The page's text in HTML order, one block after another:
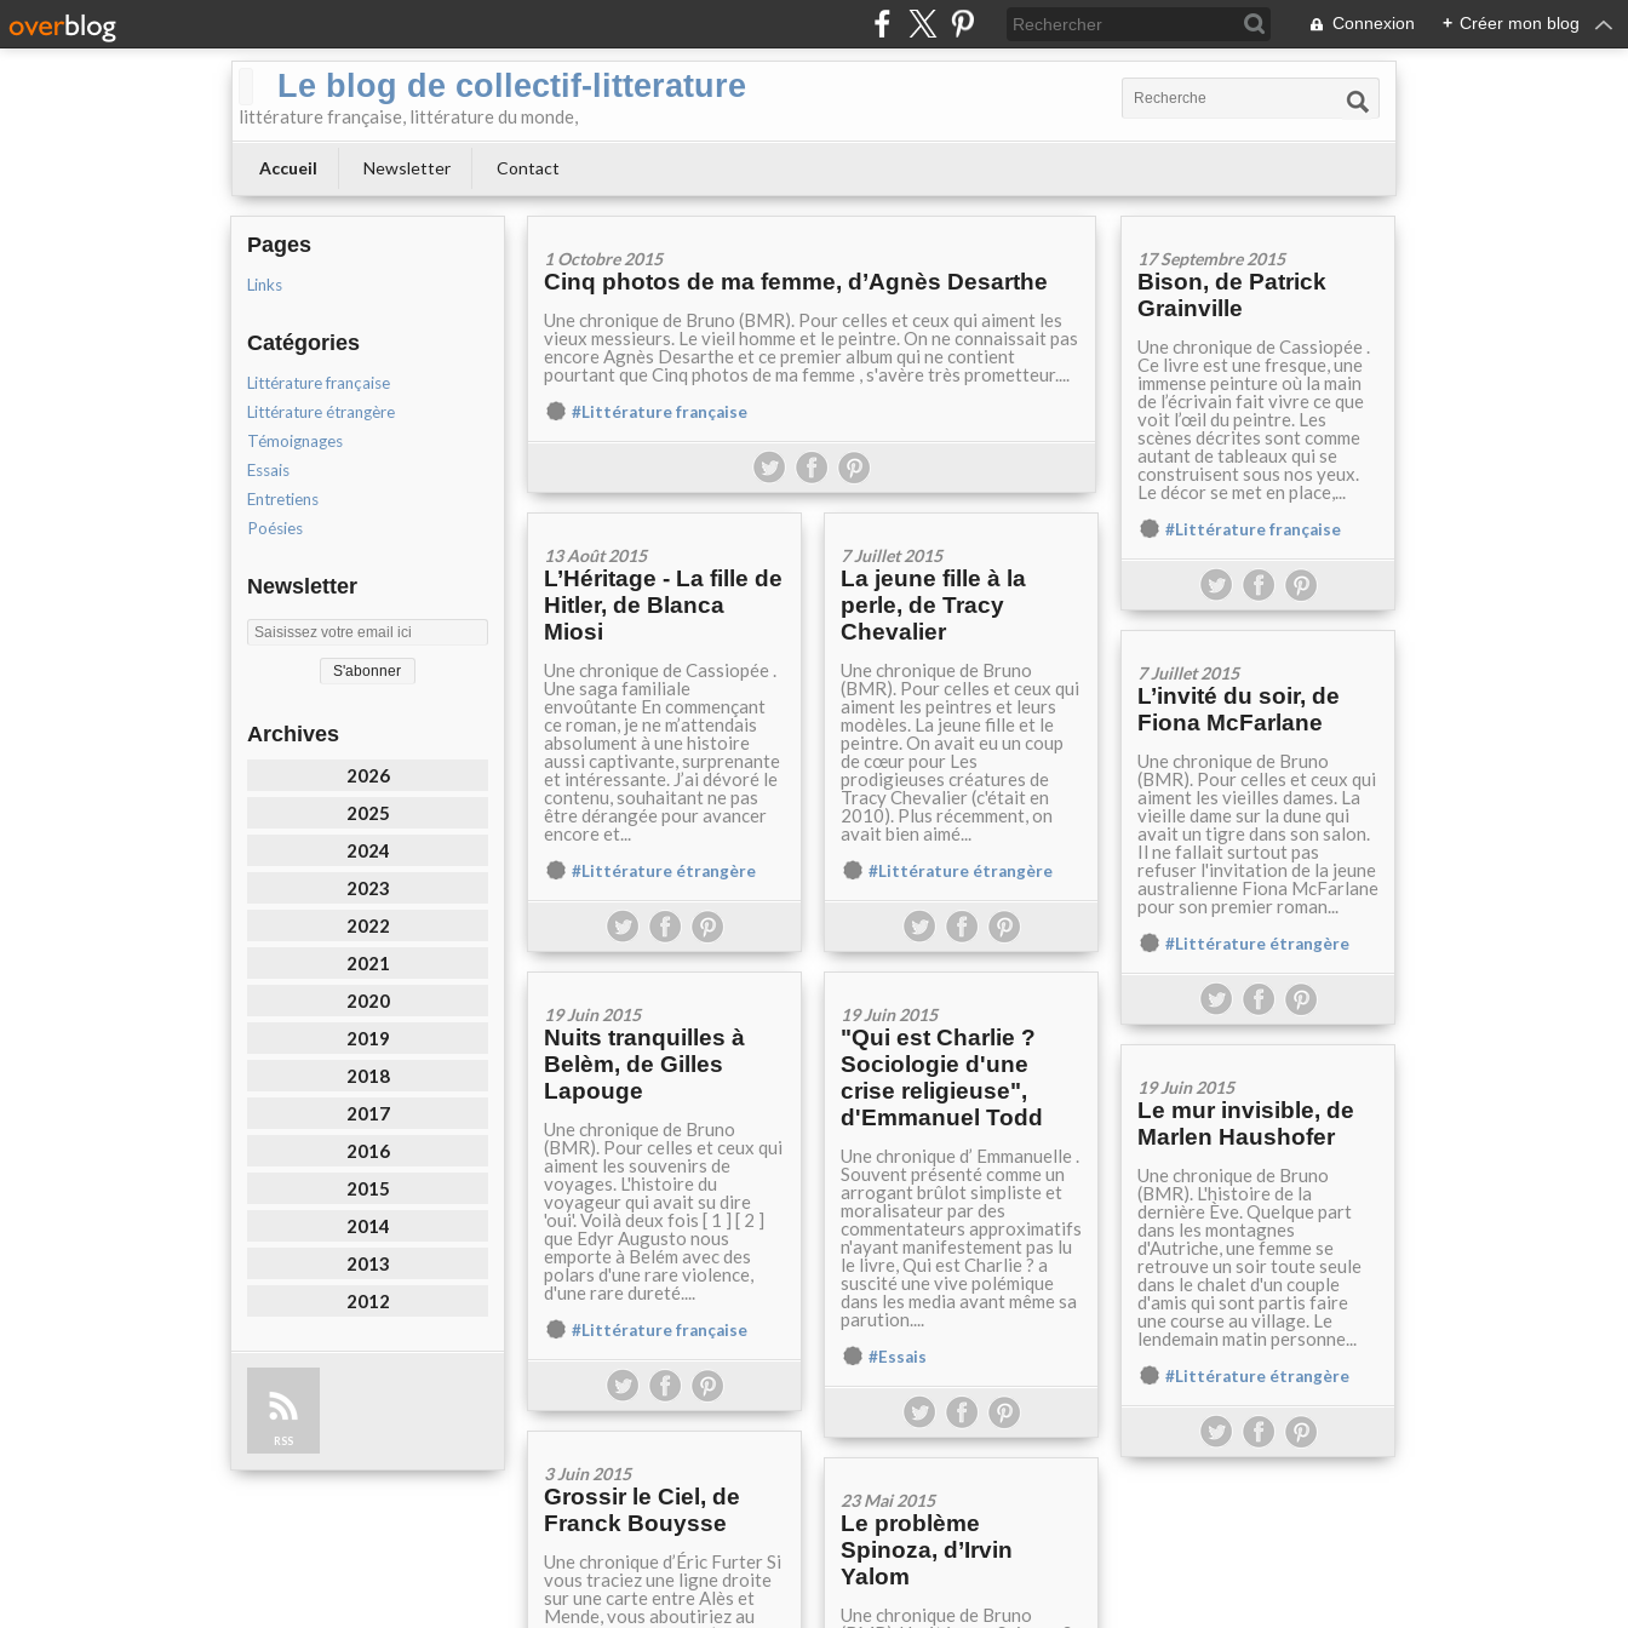
Connexion + Créer mon blog
Le blog de collectif-litterature
littérature française, littérature du monde,
Accueil Newsletter Contact
Pages
Links
Catégories
Littérature française
Littérature étrangère
Témoignages
Essais
Entretiens
Poésies
Newsletter
Archives
2026
2025
2024
2023
2022
2021
2020
2019
2018
2017
2016
2015
2014
2013
2012
RSS
1 Octobre 2015
Cinq photos de ma femme, d’Agnès Desarthe
Une chronique de Bruno (BMR). Pour celles et ceux qui aiment les
vieux messieurs. Le vieil homme et le peintre. On ne connaissait pas
encore Agnès Desarthe et ce premier album qui ne contient
pourtant que Cinq photos de ma femme , s'avère très prometteur....
#Littérature française
17 Septembre 2015
Bison, de Patrick
Grainville
Une chronique de Cassiopée .
Ce livre est une fresque, une
immense peinture où la main
de l’écrivain fait vivre ce que
voit l’œil du peintre. Les
scènes décrites sont comme
autant de tableaux qui se
construisent sous nos yeux.
Le décor se met en place,...
#Littérature française
13 Août 2015
L’Héritage - La fille de
Hitler, de Blanca
Miosi
Une chronique de Cassiopée .
Une saga familiale
envoûtante En commençant
ce roman, je ne m’attendais
absolument à une histoire
aussi captivante, surprenante
et intéressante. J’ai dévoré le
contenu, souhaitant ne pas
être dérangée pour avancer
encore et...
#Littérature étrangère
7 Juillet 2015
La jeune fille à la
perle, de Tracy
Chevalier
Une chronique de Bruno
(BMR). Pour celles et ceux qui
aiment les peintres et leurs
modèles. La jeune fille et le
peintre. On avait eu un coup
de cœur pour Les
prodigieuses créatures de
Tracy Chevalier (c'était en
2010). Plus récemment, on
avait bien aimé...
#Littérature étrangère
7 Juillet 2015
L’invité du soir, de
Fiona McFarlane
Une chronique de Bruno
(BMR). Pour celles et ceux qui
aiment les vieilles dames. La
vieille dame sur la dune qui
avait un tigre dans son salon.
Il ne fallait surtout pas
refuser l'invitation de la jeune
australienne Fiona McFarlane
pour son premier roman...
#Littérature étrangère
19 Juin 2015
Nuits tranquilles à
Belèm, de Gilles
Lapouge
Une chronique de Bruno
(BMR). Pour celles et ceux qui
aiment les souvenirs de
voyages. L'histoire du
voyageur qui avait su dire
'oui'. Voilà deux fois [ 1 ] [ 2 ]
que Edyr Augusto nous
emporte à Belém avec des
polars d'une rare violence,
d'une rare dureté....
#Littérature française
19 Juin 2015
"Qui est Charlie ?
Sociologie d'une
crise religieuse",
d'Emmanuel Todd
Une chronique d’ Emmanuelle .
Souvent présenté comme un
arrogant brûlot simpliste et
moralisateur par des
commentateurs approximatifs
n'ayant manifestement pas lu
le livre, Qui est Charlie ? a
suscité une vive polémique
dans les media avant même sa
parution....
#Essais
19 Juin 2015
Le mur invisible, de
Marlen Haushofer
Une chronique de Bruno
(BMR). L'histoire de la
dernière Ève. Quelque part
dans les montagnes
d'Autriche, une femme se
retrouve un soir toute seule
dans le chalet d'un couple
d'amis qui sont partis faire
une course au village. Le
lendemain matin personne...
#Littérature étrangère
3 Juin 2015
Grossir le Ciel, de
Franck Bouysse
Une chronique d’Éric Furter Si
vous traciez une ligne droite
sur une carte entre Alès et
Mende, vous aboutiriez au
23 Mai 2015
Le problème
Spinoza, d’Irvin
Yalom
Une chronique de Bruno